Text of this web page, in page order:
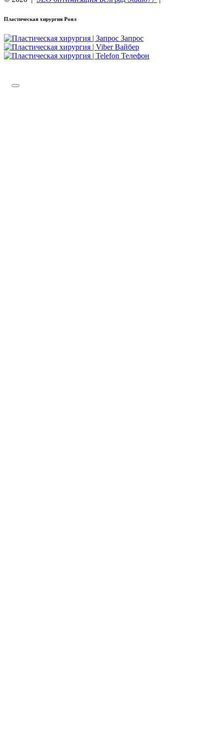
Пластическая хирургия Роял
Запрос
Вайбер
Телефон